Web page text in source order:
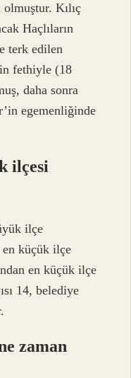
Kılıç
Haçlıların
terk edilen
fethiyle (18
daha sonra
egemenliğinde
ilçesi
ilçe
en küçük ilçe
en küçük ilçe
14, belediye
zaman